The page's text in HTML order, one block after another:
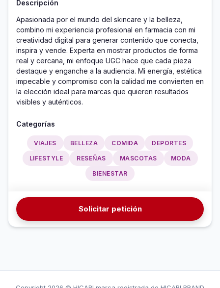
Descripción
Apasionada por el mundo del skincare y la belleza,
combino mi experiencia profesional en farmacia con mi
creatividad digital para generar contenido que conecta,
inspira y vende. Experta en mostrar productos de forma
real y cercana, mi enfoque UGC hace que cada pieza
destaque y enganche a la audiencia. Mi energía, estética
impecable y compromiso con la calidad me convierten en
la elección ideal para marcas que quieren resultados
visibles y auténticos.
Categorías
VIAJES BELLEZA COMIDA DEPORTES
LIFESTYLE RESEÑAS MASCOTAS MODA
BIENESTAR
Solicitar petición